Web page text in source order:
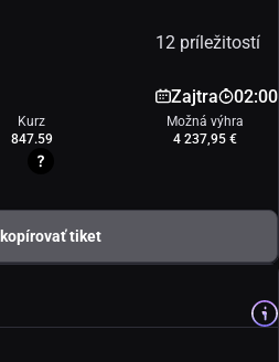
12 príležitostí
Zajtra 02:00
Kurz
847.59
Možná výhra
4 237,95 €
tiket